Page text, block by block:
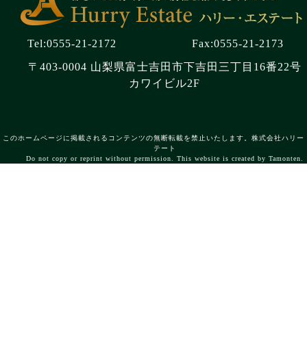
Tel:0555-21-2172
Fax:0555-21-2173
〒403-0004 山梨県富士吉田市下吉田三丁目16番22号
カワイビル2F
このホームページに掲載されるコンテンツの無断転載を禁止いたします。株式会社ハリー
テート
Do not copy or reprint without permission. This website is created by Tamonten.